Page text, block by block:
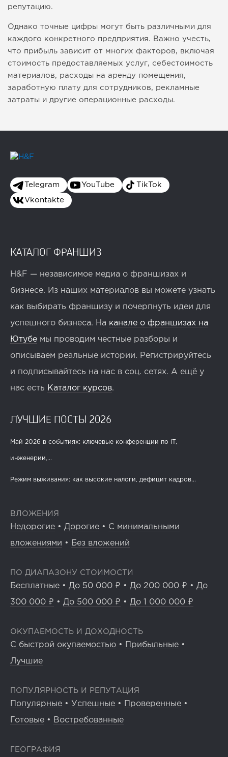
репутацию.
Однако точные цифры могут быть различными для
каждого конкретного предприятия. Важно учесть,
что прибыль зависит от многих факторов, включая
стоимость предоставляемых услуг, себестоимость
материалов, расходы на аренду помещения,
заработную плату для сотрудников, рекламные
затраты и другие операционные расходы.
Telegram YouTube TikTok
Vkontakte
КАТАЛОГ ФРАНШИЗ
H&F — независимое медиа о франшизах и
бизнесе. Из наших материалов вы можете узнать
как выбирать франшизу и почерпнуть идеи для
успешного бизнеса. На канале о франшизах на
Ютубе мы проводим честные разборы и
описываем реальные истории. Регистрируйтесь
и подписывайтесь на нас в соц. сетях. А ещё у
нас есть Каталог курсов.
ЛУЧШИЕ ПОСТЫ 2026
Май 2026 в событиях: ключевые конференции по IT,
инженерии,...
Режим выживания: как высокие налоги, дефицит кадров...
ВЛОЖЕНИЯ
Недорогие • Дорогие • С минимальными
вложениями • Без вложений
ПО ДИАПАЗОНУ СТОИМОСТИ
Бесплатные • До 50 000 ₽ • До 200 000 ₽ • До
300 000 ₽ • До 500 000 ₽ • До 1 000 000 ₽
ОКУПАЕМОСТЬ И ДОХОДНОСТЬ
С быстрой окупаемостью • Прибыльные •
Лучшие
ПОПУЛЯРНОСТЬ И РЕПУТАЦИЯ
Популярные • Успешные • Проверенные •
Готовые • Востребованные
ГЕОГРАФИЯ